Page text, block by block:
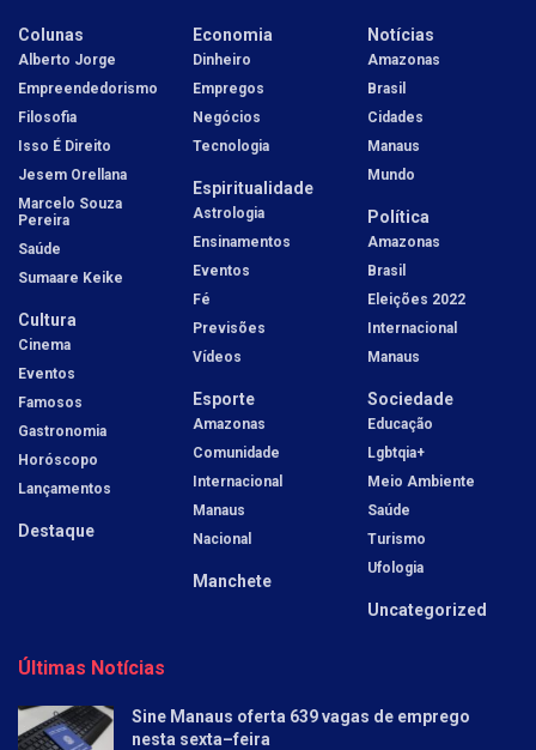
Colunas
Alberto Jorge
Empreendedorismo
Filosofia
Isso É Direito
Jesem Orellana
Marcelo Souza
Pereira
Saúde
Sumaare Keike
Cultura
Cinema
Eventos
Famosos
Gastronomia
Horóscopo
Lançamentos
Destaque
Economia
Dinheiro
Empregos
Negócios
Tecnologia
Espiritualidade
Astrologia
Ensinamentos
Eventos
Fé
Previsões
Vídeos
Esporte
Amazonas
Comunidade
Internacional
Manaus
Nacional
Manchete
Notícias
Amazonas
Brasil
Cidades
Manaus
Mundo
Política
Amazonas
Brasil
Eleições 2022
Internacional
Manaus
Sociedade
Educação
Lgbtqia+
Meio Ambiente
Saúde
Turismo
Ufologia
Uncategorized
Últimas Notícias
Sine Manaus oferta 639 vagas de emprego
nesta sexta–feira